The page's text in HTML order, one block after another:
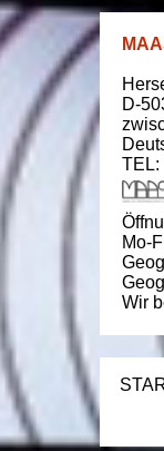
D-
TEL:
Mo-
Wir